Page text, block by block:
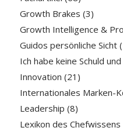
Growth Brakes (3)
Growth Intelligence &
Guidos persönliche Sicht
Ich habe keine Schuld
Innovation (21)
Internationales Marken-
Leadership (8)
Lexikon des Chefwissens